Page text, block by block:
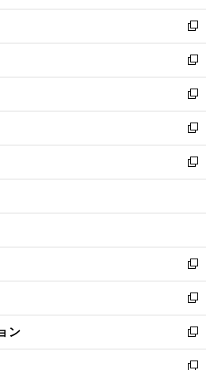
開
く
ウ
で
開
く
ン
ド
ウ
で
開
く
ウ
ィ
ン
ド
ウ
で
開
く
新
し
い
ウ
ィ
ン
ド
ウ
で
開
新
し
い
ウ
ィ
ン
ド
ウ
開
新
し
い
ウ
ィ
ン
ウ
開
く
新
し
い
ウ
ン
ウ
で
開
く
新
し
ウ
ン
ド
ウ
で
開
く
新
し
い
ウ
ィ
ン
ド
新
し
い
ウ
ン
新
し